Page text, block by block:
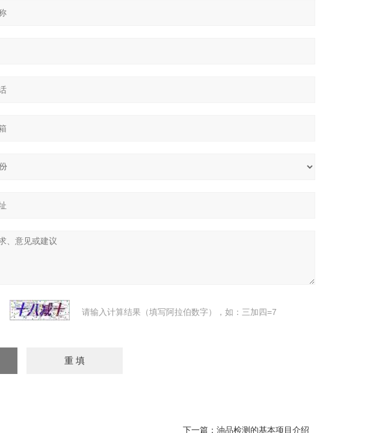
请输入计算结果（填写阿拉伯数字），如：三加四=7
下一篇： 油品检测的基本项目介绍